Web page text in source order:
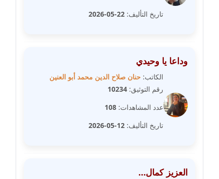
عاملة
مدونة عبد الحميد ابراهيم
عاملة
مدونة عبد الرحمن محمد
عاملة
تاريخ التأليف: 22-05-2026
وداعا يا وحيدي
الكاتب: حنان صلاح الدين محمد أبو العنين
رقم التوثيق: 10234
عدد المشاهدات: 108
تاريخ التأليف: 12-05-2026
العزيز كمال…